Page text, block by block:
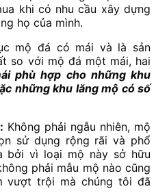
khi có nhu cầu xây dựng
họ của mình.
mộ đá có mái và là sản
so với mộ đá một mái, hai
phù hợp cho những khu
những khu lăng mộ có số
Không phải ngẫu nhiên, mộ
sử dụng rộng rãi và phổ
bởi vì loại mộ này sở hữu
phải mẫu mộ nào cũng
vượt trội mà chúng tôi đã